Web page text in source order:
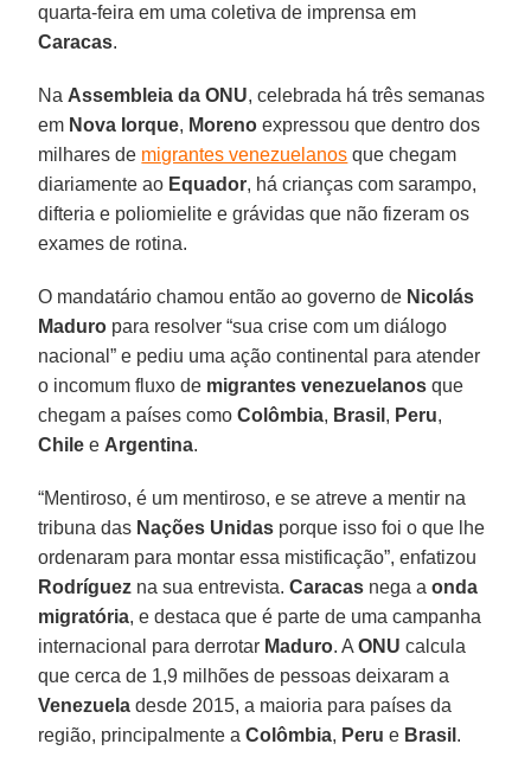
quarta-feira em uma coletiva de imprensa em
Caracas.
Na Assembleia da ONU, celebrada há três semanas
em Nova Iorque, Moreno expressou que dentro dos
milhares de migrantes venezuelanos que chegam
diariamente ao Equador, há crianças com sarampo,
difteria e poliomielite e grávidas que não fizeram os
exames de rotina.
O mandatário chamou então ao governo de Nicolás
Maduro para resolver “sua crise com um diálogo
nacional” e pediu uma ação continental para atender
o incomum fluxo de migrantes venezuelanos que
chegam a países comoColômbia, Brasil , Peru,
Chile e Argentina.
“Mentiroso, é um mentiroso, e se atreve a mentir na
tribuna das Nações Unidas porque isso foi o que lhe
ordenaram para montar essa mistificação”, enfatizou
Rodríguez na sua entrevista.Caracas nega aonda
migratória, e destaca que é parte de uma campanha
internacional para derrotar Maduro. AONU calcula
que cerca de 1,9 milhões de pessoas deixaram a
Venezuela desde 2015, a maioria para países da
região, principalmente aColômbia, Peru e Brasil .